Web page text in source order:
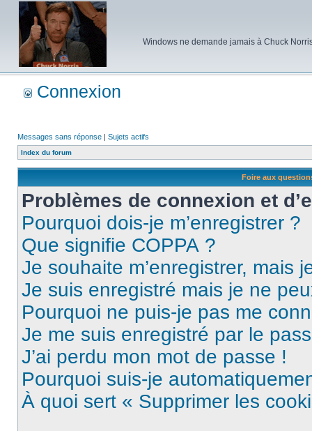
Windows ne demande jamais à Chuck
Connexion
Messages sans réponse | Sujets actifs
Index du forum
Foire aux
Problèmes de connexion et
Pourquoi dois-je m’enregistrer ?
Que signifie COPPA ?
Je souhaite m’enregistrer, mais
Je suis enregistré mais je ne
Pourquoi ne puis-je pas me
Je me suis enregistré par le
J’ai perdu mon mot de passe !
Pourquoi suis-je
À quoi sert « Supprimer les